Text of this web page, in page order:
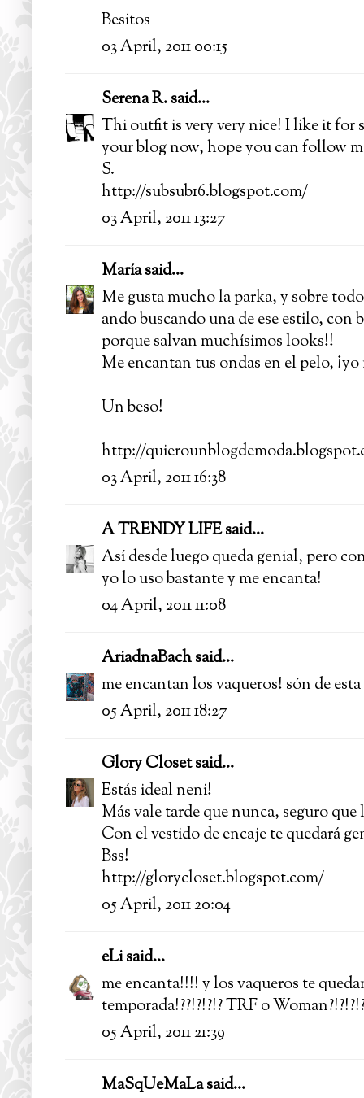
Besitos
03 April, 2011 00:15
Serena R.said...
Thi outfit is very very nice! I like it for
your blog now, hope you can follow
S.
http://subsub16.blogspot.com/
03 April, 2011 13:27
Maríasaid...
Me gusta mucho la parka, y sobre
ando buscando una de ese estilo,
porque salvan muchísimos looks!!
Me encantan tus ondas en el pelo,
Un beso!
http://
03 April, 2011 16:38
A TRENDY LIFEsaid...
Así desde luego queda genial, pero
yo lo uso bastante y me encanta!
04 April, 2011 11:08
AriadnaBachsaid...
me encantan los vaqueros! són de
05 April, 2011 18:27
Glory Closetsaid...
Estás ideal neni!
Más vale tarde que nunca, seguro que
Con el vestido de encaje te quedará
Bss!
http://glorycloset.blogspot.com/
05 April, 2011 20:04
eLisaid...
me encanta!!!! y los vaqueros te
temporada!??!?!?!? TRF o
05 April, 2011 21:39
MaSqUeMaLasaid...